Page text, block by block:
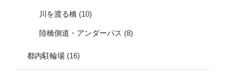
川を渡る橋 (10)
陸橋側道・アンダーパス (8)
都内駐輪場 (16)